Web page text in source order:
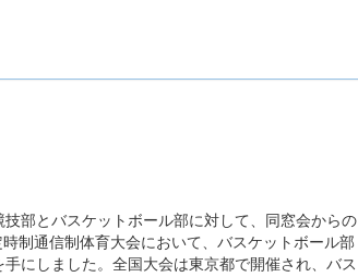
部とバスケットボール部に対して、同窓会からの
制通信制体育大会において、バスケットボール部
にしました。全国大会は東京都で開催され、バス